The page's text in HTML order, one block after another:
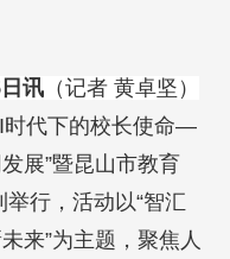
讯（记者 黄卓坚）
时代下的校长使命—
展”暨昆山市教育
举行，活动以“智汇
来”为主题，聚焦人